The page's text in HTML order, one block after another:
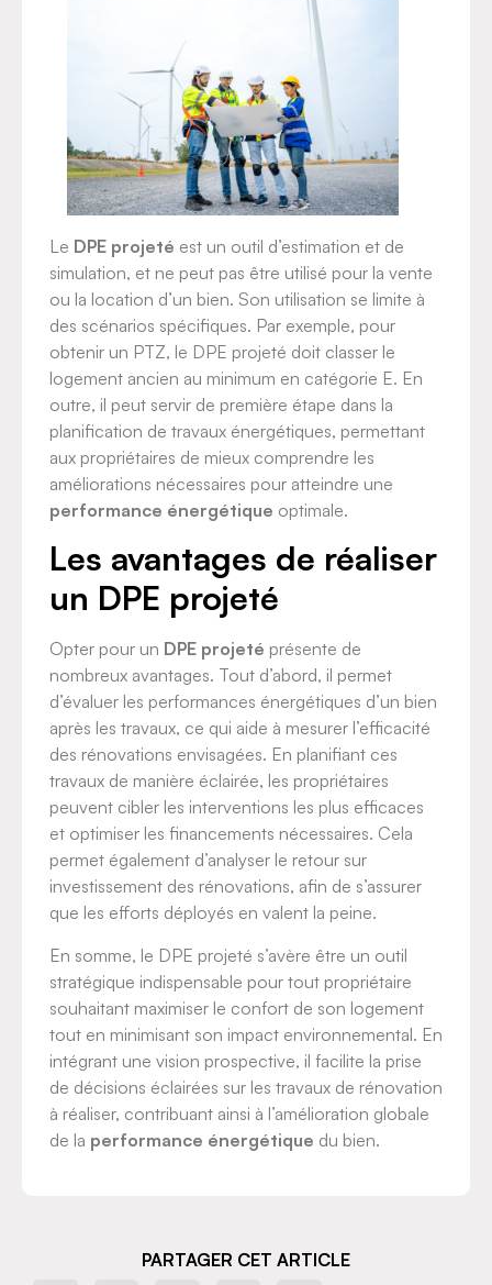
Le DPE projeté est un outil d’estimation et de
simulation, et ne peut pas être utilisé pour la vente
ou la location d’un bien. Son utilisation se limite à
des scénarios spécifiques. Par exemple, pour
obtenir un PTZ, le DPE projeté doit classer le
logement ancien au minimum en catégorie E. En
outre, il peut servir de première étape dans la
planification de travaux énergétiques, permettant
aux propriétaires de mieux comprendre les
améliorations nécessaires pour atteindre une
performance énergétique optimale.
Les avantages de réaliser
un DPE projeté
Opter pour un DPE projeté présente de
nombreux avantages. Tout d’abord, il permet
d’évaluer les performances énergétiques d’un bien
après les travaux, ce qui aide à mesurer l’efficacité
des rénovations envisagées. En planifiant ces
travaux de manière éclairée, les propriétaires
peuvent cibler les interventions les plus efficaces
et optimiser les financements nécessaires. Cela
permet également d’analyser le retour sur
investissement des rénovations, afin de s’assurer
que les efforts déployés en valent la peine.
En somme, le DPE projeté s’avère être un outil
stratégique indispensable pour tout propriétaire
souhaitant maximiser le confort de son logement
tout en minimisant son impact environnemental. En
intégrant une vision prospective, il facilite la prise
de décisions éclairées sur les travaux de rénovation
à réaliser, contribuant ainsi à l’amélioration globale
de la performance énergétique du bien.
PARTAGER CET ARTICLE